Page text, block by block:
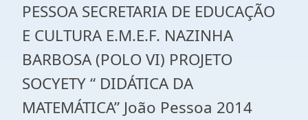
PESSOA SECRETARIA DE EDUCAÇÃO
E CULTURA E.M.E.F. NAZINHA
BARBOSA (POLO VI) PROJETO
SOCYETY “ DIDÁTICA DA
MATEMÁTICA” João Pessoa 2014